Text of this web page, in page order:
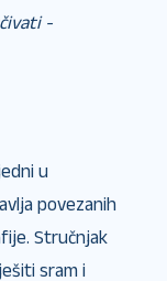
​​-
u
povezanih
Stručnjak
sram i